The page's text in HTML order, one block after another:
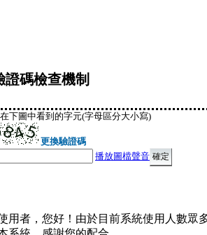
證碼檢查機制
下圖中看到的字元(字母區分大小寫)
更換驗證碼
播放圖檔聲音
用者，您好！由於目前系統使用人數眾